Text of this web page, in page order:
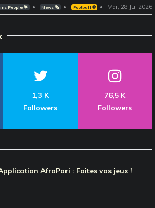
People 🌟 News 🗞️ Football ⚽️ Mar, 28 Jul 2026
1,3 K
Followers
76,5 K
Followers
AfroPari : Faites vos jeux !